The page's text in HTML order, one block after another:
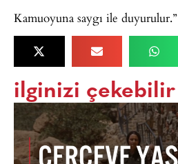
Kamuoyuna saygı ile duyurulur.”
ilginizi çekebilir